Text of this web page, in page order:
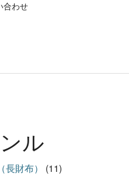
合わせ
ル
財布）
(11)